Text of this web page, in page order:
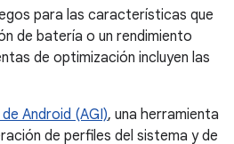
para las características que
de batería o un rendimiento
de optimización incluyen las
Android (AGI), una herramienta
de perfiles del sistema y de